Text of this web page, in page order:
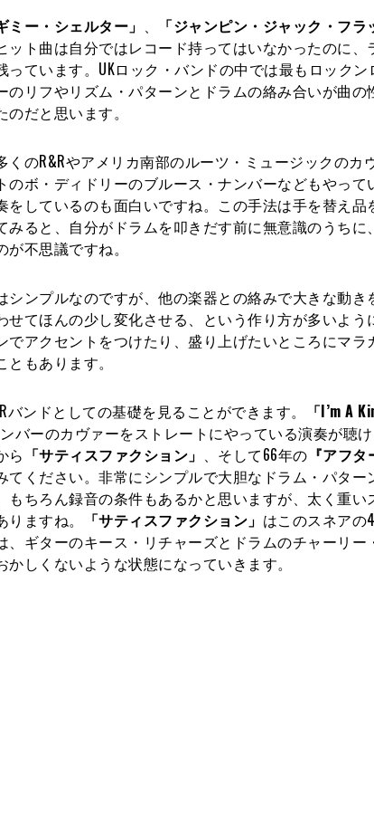
ミー・シェルター」 、 「ジャンピン・ジャック・フラ
ット曲は自分ではレコード持ってはいなかったのに、
ています。UKロック・バンドの中では最もロック
のリフやリズム・パターンとドラムの絡み合いが曲
だと思います。
のR&Rやアメリカ南部のルーツ・ミュージックのカ
のボ・ディドリーのブルース・ナンバーなどもやって
しているのも面白いですね。この手法は手を替え品
ると、自分がドラムを叩きだす前に無意識のうち
不思議ですね。
ンプルなのですが、他の楽器との絡みで大きな動き
てほんの少し変化させる、という作り方が多いよ
アクセントをつけたり、盛り上げたいところにマラ
もあります。
ンドとしての基礎を見ることができます。 「I’m A
バーのカヴァーをストレートにやっている演奏が聴
ら 「サティスファクション」 、そして66年の 『アフタ
てください。非常にシンプルで大胆なドラム・パター
ちろん録音の条件もあるかと思いますが、太く重
ますね。
「サティスファクション」 はこのスネアの
ギターのキース・リチャーズとドラムのチャーリー
しくないような状態になっていきます。